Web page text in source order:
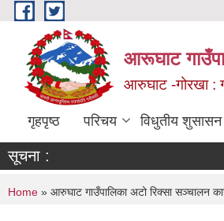
Skip to main content
आरूघाट
आरुघाट -गोरखा :
गृहपृष्ठ परिचय विधुतीय शुसासन
सूचना :
You are here
Home » आरुघाट गाउँपालिका अटो रिक्सा सञ्चालन